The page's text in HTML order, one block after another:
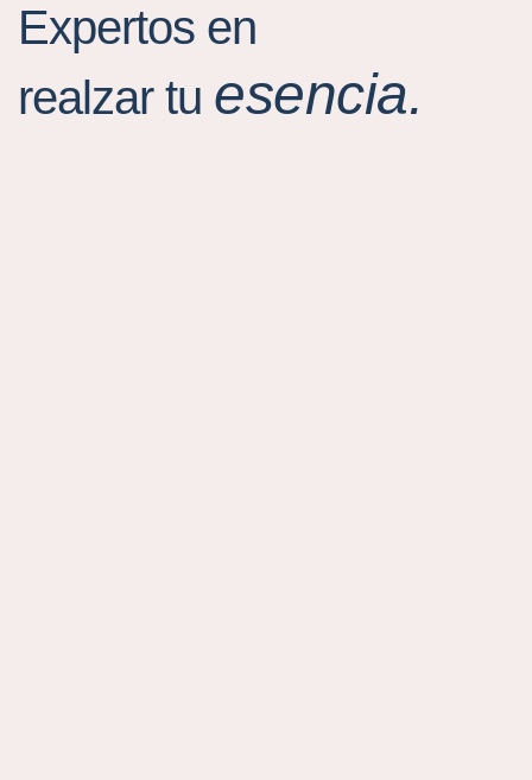
Expertos en
realzar tu esencia.